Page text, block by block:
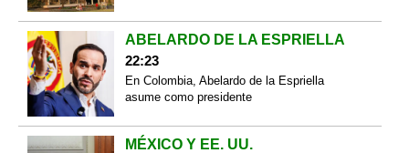
ABELARDO DE LA ESPRIELLA
22:23
En Colombia, Abelardo de la Espriella
asume como presidente
MÉXICO Y EE. UU.